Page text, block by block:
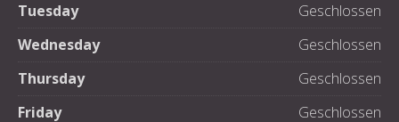
Tuesday
Geschlossen
Wednesday
Geschlossen
Thursday
Geschlossen
Friday
Geschlossen